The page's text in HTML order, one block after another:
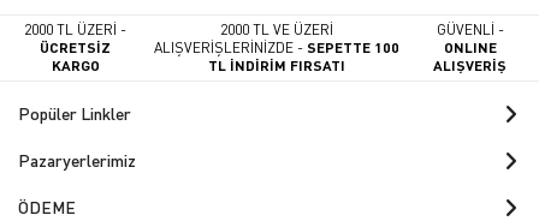
2000 TL ÜZERİ -
ÜCRETSİZ
KARGO
2000 TL VE ÜZERİ
ALIŞVERİŞLERİNİZDE -SEPETTE 100
TL İNDİRİM FIRSATI
GÜVENLİ -
ONLINE
ALIŞVERİŞ
Popüler Linkler
Pazaryerlerimiz
ÖDEME